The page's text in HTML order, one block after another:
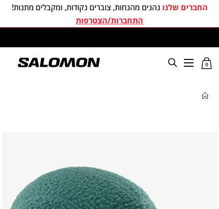
החברים שלנו נהנים מהנחות, צוברים נקודות, ומקבלים מתנות!
התחברות/הצטרפות
0